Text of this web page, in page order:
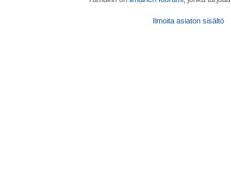
Ilmoita asiaton sisältö